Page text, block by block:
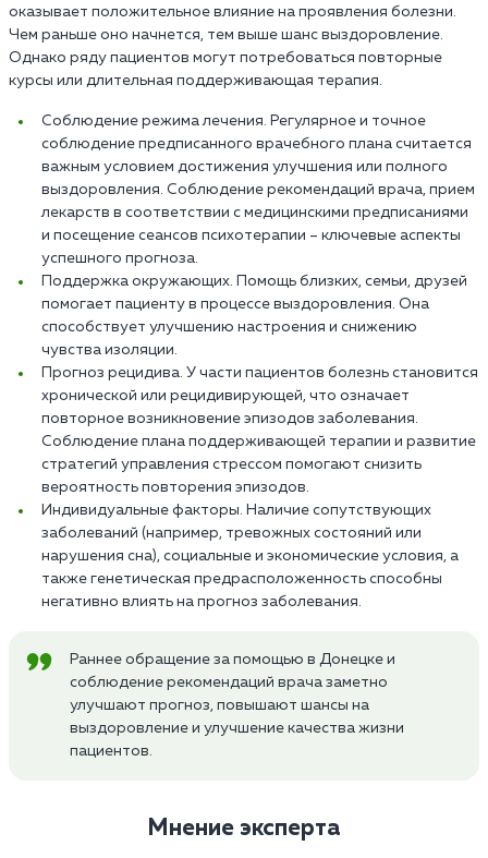
оказывает положительное влияние на проявления болезни.
Чем раньше оно начнется, тем выше шанс выздоровление.
Однако ряду пациентов могут потребоваться повторные
курсы или длительная поддерживающая терапия.
Соблюдение режима лечения. Регулярное и точное
соблюдение предписанного врачебного плана считается
важным условием достижения улучшения или полного
выздоровления. Соблюдение рекомендаций врача, прием
лекарств в соответствии с медицинскими предписаниями
и посещение сеансов психотерапии – ключевые аспекты
успешного прогноза.
Поддержка окружающих. Помощь близких, семьи, друзей
помогает пациенту в процессе выздоровления. Она
способствует улучшению настроения и снижению
чувства изоляции.
Прогноз рецидива. У части пациентов болезнь становится
хронической или рецидивирующей, что означает
повторное возникновение эпизодов заболевания.
Соблюдение плана поддерживающей терапии и развитие
стратегий управления стрессом помогают снизить
вероятность повторения эпизодов.
Индивидуальные факторы. Наличие сопутствующих
заболеваний (например, тревожных состояний или
нарушения сна), социальные и экономические условия, а
также генетическая предрасположенность способны
негативно влиять на прогноз заболевания.
Раннее обращение за помощью в Донецке и
соблюдение рекомендаций врача заметно
улучшают прогноз, повышают шансы на
выздоровление и улучшение качества жизни
пациентов.
Мнение эксперта